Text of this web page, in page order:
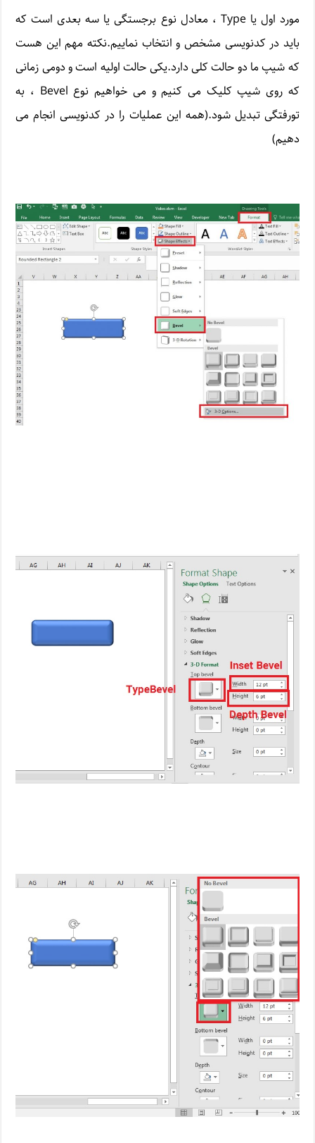
مورد اول یا Type ، معادل نوع برجستگی یا سه بعدی است که
باید در کدنویسی مشخص و انتخاب نماییم.نکته مهم این هست
که شیپ ما دو حالت کلی دارد.یکی حالت اولیه است و دومی زمانی
که روی شیپ کلیک می کنیم و می خواهیم نوع Bevel ، به
تورفتگی تبدیل شود.(همه این عملیات را در کدنویسی انجام می
دهیم)